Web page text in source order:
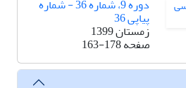
دوره 9، شماره 36 - شماره
پیاپی 36
زمستان 1399
صفحه163-178